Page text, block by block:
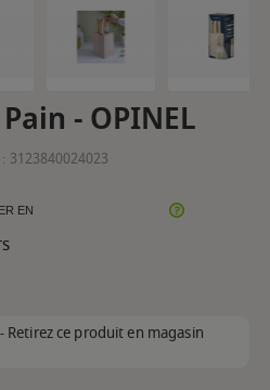
- OPINEL
3123840024023
EN
Retirez ce produit en magasin